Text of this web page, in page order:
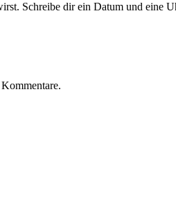
Schreibe dir ein Datum und eine